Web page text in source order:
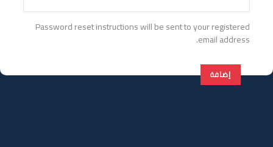
Password reset instructions will be sent to your registered
email address.